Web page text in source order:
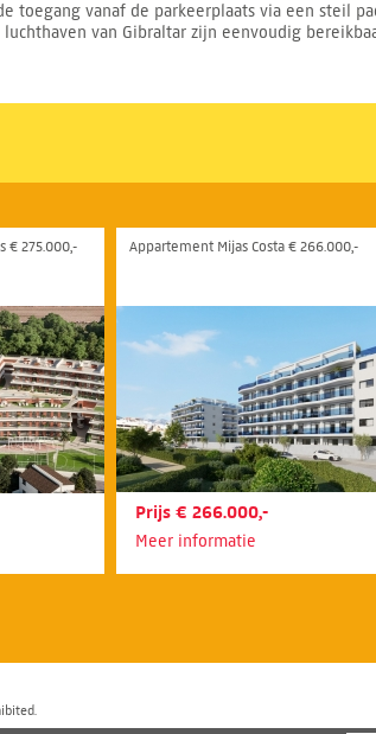
vanaf de parkeerplaats via een steil
van Gibraltar zijn eenvoudig
€ 275.000,- Appartement Mijas Costa € 266.000,-
Prijs € 266.000,-
Meer informatie